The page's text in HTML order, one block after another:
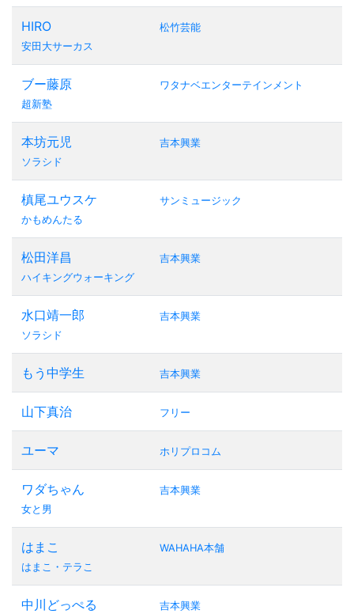
HIRO
安田大サーカス
松竹芸能
ブー藤原
超新塾
ワタナベエンターテインメント
本坊元児
ソラシド
吉本興業
槙尾ユウスケ
かもめんたる
サンミュージック
松田洋昌
ハイキングウォーキング
吉本興業
水口靖一郎
ソラシド
吉本興業
もう中学生 吉本興業
山下真治 フリー
ユーマ ホリプロコム
ワダちゃん
女と男
吉本興業
はまこ
はまこ・テラこ
WAHAHA本舗
中川どっぺる 吉本興業